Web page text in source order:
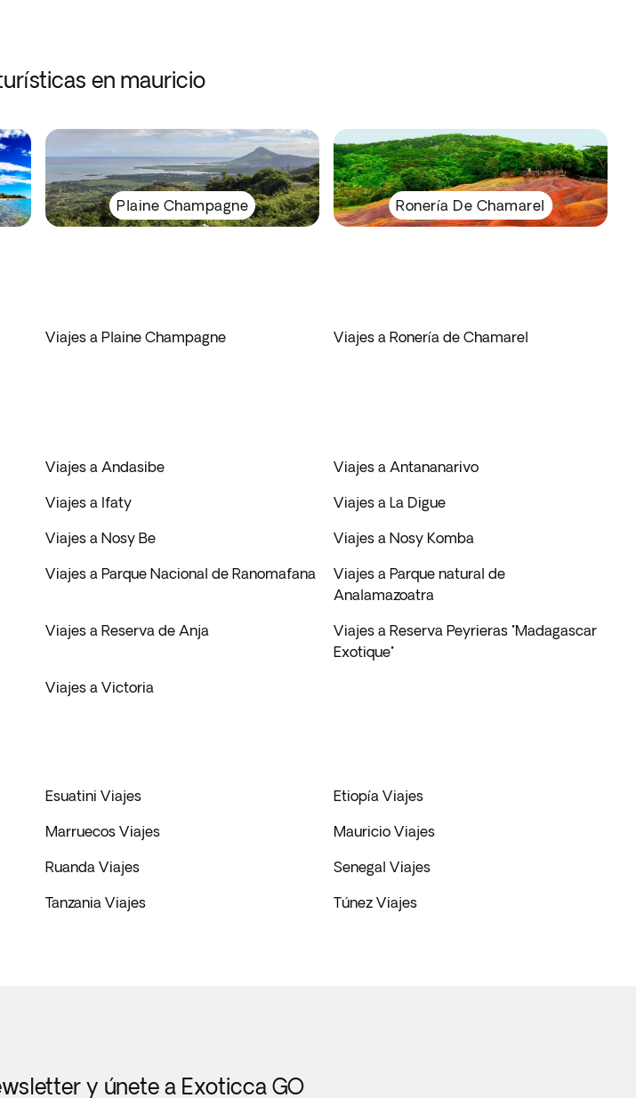
en mauricio
Plaine Champagne Ronería De Chamarel
Viajes a Plaine Champagne Viajes a Ronería de Chamarel
Viajes a Andasibe Viajes a Antananarivo
Viajes a Ifaty Viajes a La Digue
Viajes a Nosy Be Viajes a Nosy Komba
Viajes a Parque Nacional de Ranomafana
Viajes a Parque natural de
Analamazoatra
Viajes a Reserva de Anja
Viajes a Reserva Peyrieras "Madagascar
Exotique"
Viajes a Victoria
Esuatini Viajes Etiopía Viajes
Marruecos Viajes Mauricio Viajes
Ruanda Viajes Senegal Viajes
Tanzania Viajes Túnez Viajes
y únete a Exoticca GO